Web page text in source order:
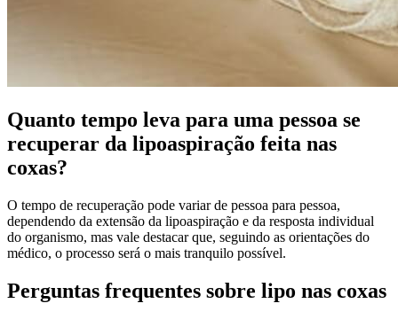
Quanto tempo leva para uma pessoa se
recuperar da lipoaspiração feita nas
coxas?
O tempo de recuperação pode variar de pessoa para pessoa,
dependendo da extensão da lipoaspiração e da resposta individual
do organismo, mas vale destacar que, seguindo as orientações do
médico, o processo será o mais tranquilo possível.
Perguntas frequentes sobre lipo nas coxas